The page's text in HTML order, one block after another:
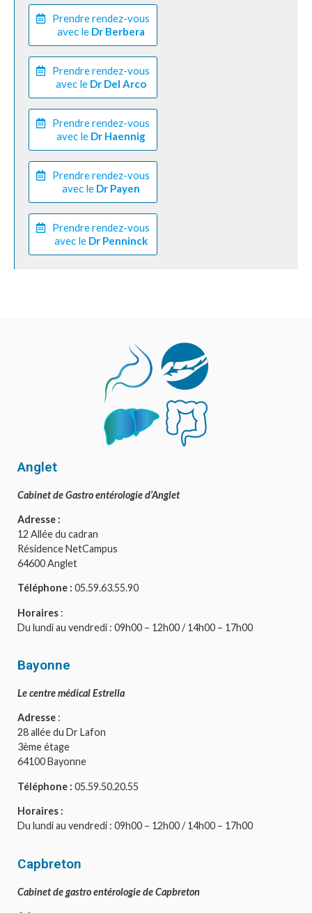
Prendre rendez-vous
avec le Dr Berbera
Prendre rendez-vous
avec le Dr Del Arco
Prendre rendez-vous
avec le Dr Haennig
Prendre rendez-vous
avec le Dr Payen
Prendre rendez-vous
avec le Dr Penninck
Anglet
Cabinet de Gastro entérologie d’Anglet
Adresse :
12 Allée du cadran
Résidence NetCampus
64600 Anglet
Téléphone : 05.59.63.55.90
Horaires :
Du lundi au vendredi : 09h00 – 12h00 / 14h00 – 17h00
Bayonne
Le centre médical Estrella
Adresse :
28 allée du Dr Lafon
3ème étage
64100 Bayonne
Téléphone : 05.59.50.20.55
Horaires :
Du lundi au vendredi : 09h00 – 12h00 / 14h00 – 17h00
Capbreton
Cabinet de gastro entérologie de Capbreton